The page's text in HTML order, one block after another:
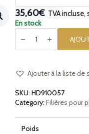
42,30€
35,60€ TVA incluse,
En stock
quantité
de
en
Ajouter à la liste de
SKU: HD910057
Category: Filières pour
Poids